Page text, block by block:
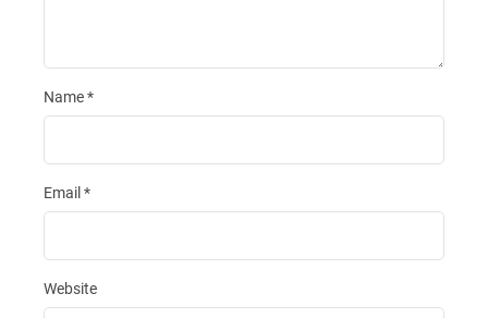
Name*
Email *
Website